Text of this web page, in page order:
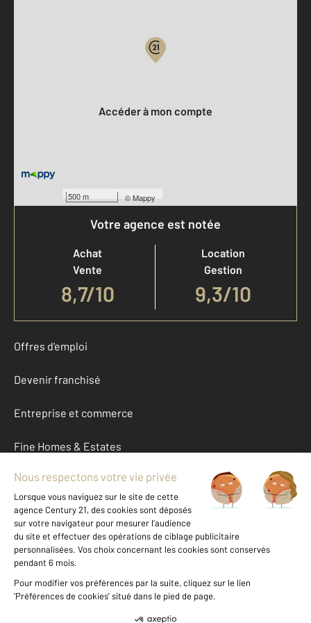
500 m ©Mappy
Accéder à mon compte
Votre agence est notée
Achat
Vente
8,7/10
Location
Gestion
9,3/10
Offres d'emploi
Devenir franchisé
Entreprise et commerce
Fine Homes & Estates
À propos
International
Nous contacter